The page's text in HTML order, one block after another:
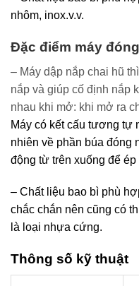
nhôm, inox.v.v.
Đặc điểm máy
– Máy dập nắp chai hũ
nắp và giúp cố định nắp
nhau khi mở: khi mở ra
Máy có kết cấu tương tự
nhiên về phần búa đóng
động từ trên xuống để ép
– Chất liệu bao bì phù
chắc chắn nên cũng có
là loại nhựa cứng.
Thông số kỹ thuật